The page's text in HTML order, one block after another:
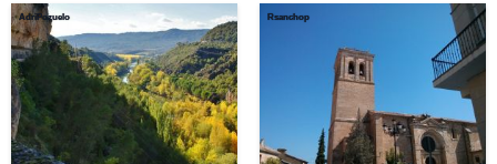
AdriPozuelo Rsanchop